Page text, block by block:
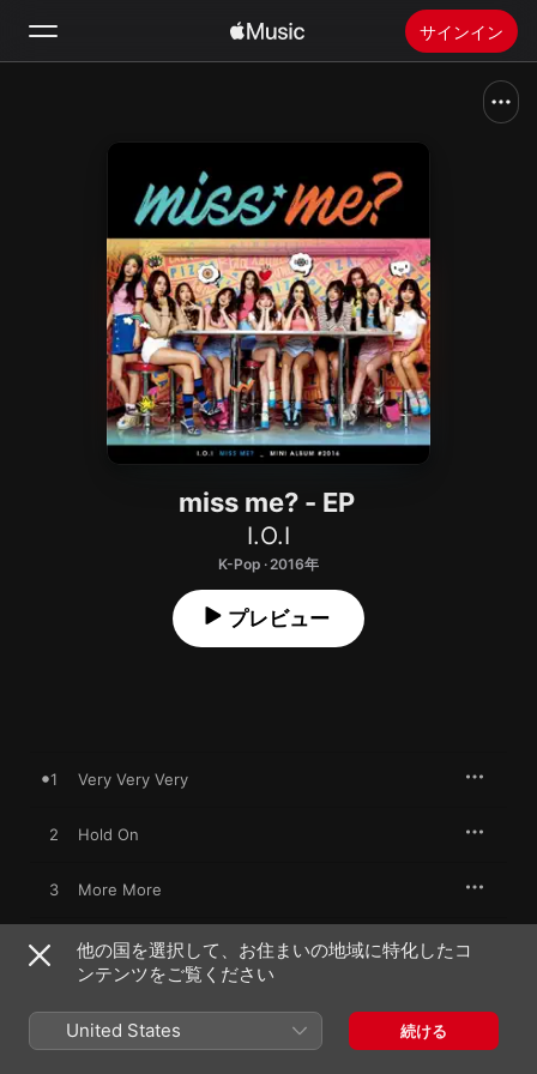
サインイン
新着おすすめ
ラジオ
Apple Musicをインストール
miss me? - EP
I.O.I
K-Pop · 2016年
プレビュー
1 Very Very Very
2 Hold On
3 More More
4 PING PONG
他の国を選択して、お住まいの地域に特化したコ
ンテンツをご覧ください
United States 続ける